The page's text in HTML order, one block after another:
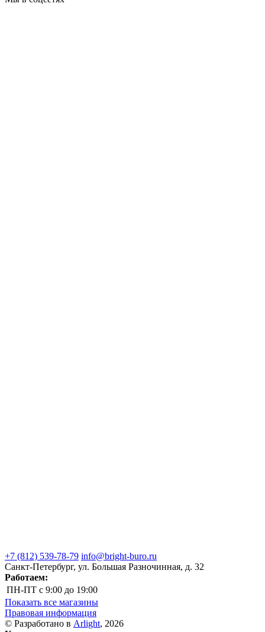
+7 (812) 539-78-79 info@bright-buro.ru
Санкт-Петербург, ул. Большая Разночинная, д. 32
Работаем:
ПН-ПТ с 9:00 до 19:00
Показать все магазины
Правовая информация
© Разработано в Arlight, 2026